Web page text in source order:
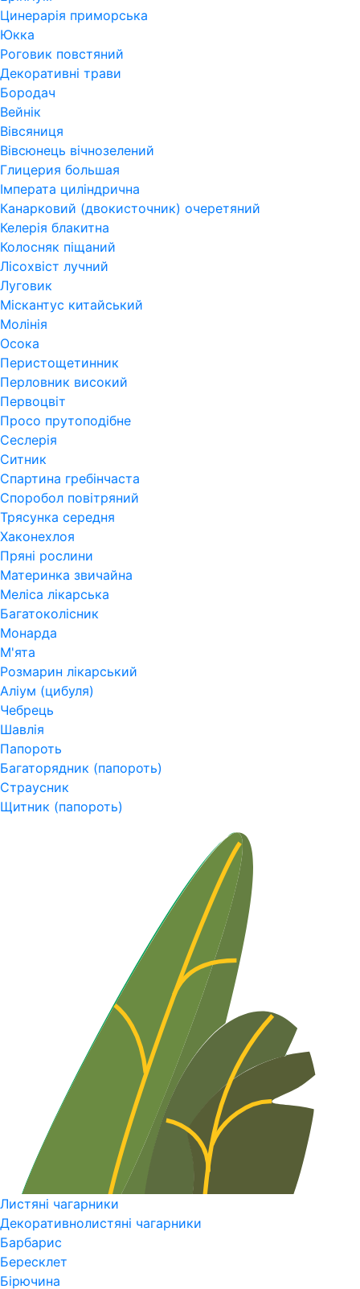
Цинерарія приморська
Юкка
Роговик повстяний
Декоративні трави
Бородач
Вейнік
Вівсяниця
Вівсюнець вічнозелений
Глицерия большая
Імперата циліндрична
Канарковий (двокисточник) очеретяний
Келерія блакитна
Колосняк піщаний
Лісохвіст лучний
Луговик
Міскантус китайський
Молінія
Осока
Перистощетинник
Перловник високий
Первоцвіт
Просо прутоподібне
Сеслерія
Ситник
Спартина гребінчаста
Споробол повітряний
Трясунка середня
Хаконехлоя
Пряні рослини
Материнка звичайна
Меліса лікарська
Багатоколісник
Монарда
М'ята
Розмарин лікарський
Аліум (цибуля)
Чебрець
Шавлія
Папороть
Багаторядник (папороть)
Страусник
Щитник (папороть)
Листяні чагарники
Декоративнолистяні чагарники
Барбарис
Бересклет
Бірючина